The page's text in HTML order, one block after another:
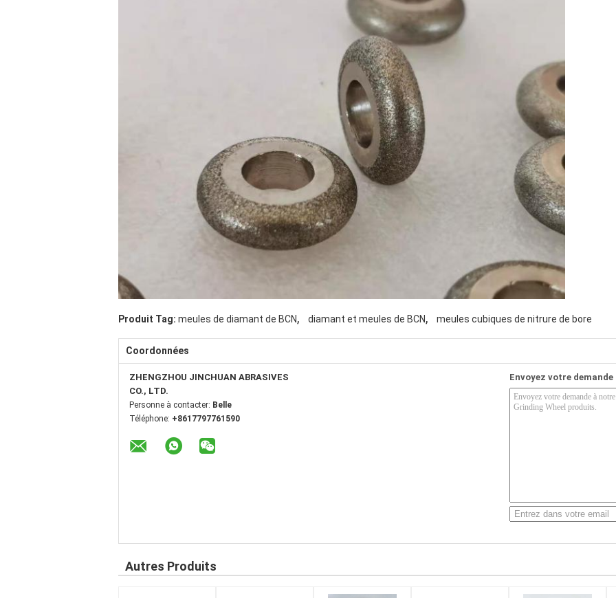
Produit Tag: meules de diamant de BCN, diamant et meules de BCN, meules cubiques de nitrure de bore
Coordonnées
ZHENGZHOU JINCHUAN ABRASIVES
CO., LTD.
Personne à contacter: Belle
Téléphone: +8617797761590
Envoyez votre
Autres Produits